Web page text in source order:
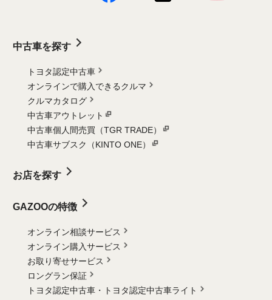
中古車を探す
トヨタ認定中古車
オンラインで購入できるクルマ
クルマカタログ
中古車アウトレット
中古車個人間売買（TGR TRADE）
中古車サブスク（KINTO ONE）
お店を探す
GAZOOの特徴
オンライン相談サービス
オンライン購入サービス
お取り寄せサービス
ロングラン保証
トヨタ認定中古車・
トヨタ認定中古車ライト